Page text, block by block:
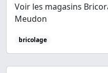
Voir les magasins
Meudon
bricolage